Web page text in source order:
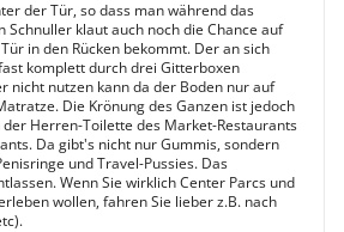
der Tür, so dass man während das
Schnuller klaut auch noch die Chance auf
in den Rücken bekommt. Der an sich
komplett durch drei Gitterboxen
nicht nutzen kann da der Boden nur auf
Die Krönung des Ganzen ist jedoch
Herren-Toilette des Market-Restaurants
Da gibt's nicht nur Gummis, sondern
und Travel-Pussies. Das
Wenn Sie wirklich Center Parcs und
wollen, fahren Sie lieber z.B. nach